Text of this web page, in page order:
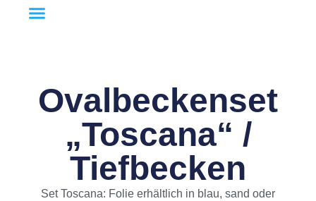
Ovalbeckenset
„Toscana“ /
Tiefbecken
Set Toscana: Folie erhältlich in blau, sand oder